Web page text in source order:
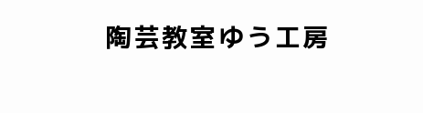
陶芸教室ゆう工房